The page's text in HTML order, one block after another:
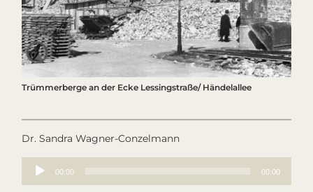
Trümmerberge an der Ecke Lessingstraße/ Händelallee
Dr. Sandra Wagner-Conzelmann
Audio-
Player
00:00 00:00